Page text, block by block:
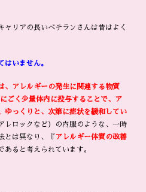
ャリアの長いベテランさんは昔はよく
いません。
、アレルギーの発生に関連する物質
ごく少量体内に投与することで、ア
ゆっくりと、次第に症状を緩和してい
レロックなど）の内服のような、一時
とは異なり、『
アレルギー体質の改善
あると考えられています。